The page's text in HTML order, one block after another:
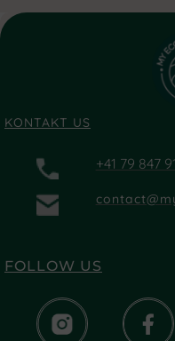
KONTAKT US
+41 79 847
FOLLOW US